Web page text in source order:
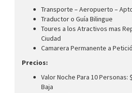
Transporte – Aeropuerto –
Traductor o Guía Bilingue
Toures a los Atractivos mas
Ciudad
Camarera Permanente a
Precios:
Valor Noche Para 10 Personas:
Baja